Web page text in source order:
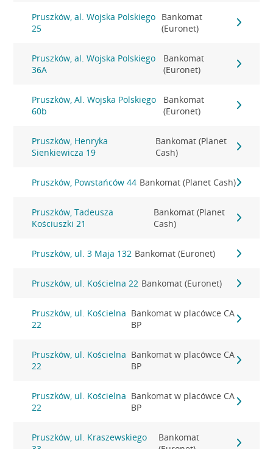
Pruszków, al. Wojska Polskiego
25
Bankomat
(Euronet)
Pruszków, al. Wojska Polskiego
36A
Bankomat
(Euronet)
Pruszków, Al. Wojska Polskiego
60b
Bankomat
(Euronet)
Pruszków, Henryka
Sienkiewicza 19
Bankomat (Planet
Cash)
Pruszków, Powstańców 44 Bankomat (Planet Cash)
Pruszków, Tadeusza
Kościuszki 21
Bankomat (Planet
Cash)
Pruszków, ul. 3 Maja 132 Bankomat (Euronet)
Pruszków, ul. Kościelna 22 Bankomat (Euronet)
Pruszków, ul. Kościelna
22
Bankomat w placówce CA
BP
Pruszków, ul. Kościelna
22
Bankomat w placówce CA
BP
Pruszków, ul. Kościelna
22
Bankomat w placówce CA
BP
Pruszków, ul. Kraszewskiego
Bankomat